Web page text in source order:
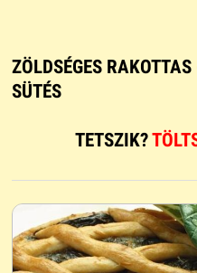
ZÖLDSÉGES
SÜTÉS
TETSZIK?